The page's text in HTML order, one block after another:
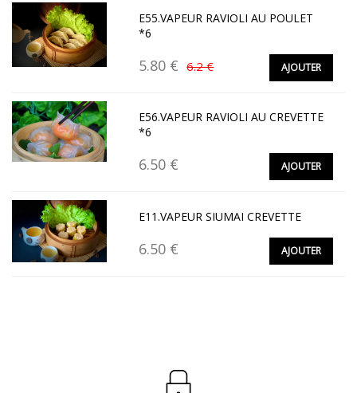
E55.VAPEUR RAVIOLI AU POULET
*6
5.80 € 6.2 € AJOUTER
E56.VAPEUR RAVIOLI AU CREVETTE
*6
6.50 € AJOUTER
E11.VAPEUR SIUMAI CREVETTE
6.50 € AJOUTER